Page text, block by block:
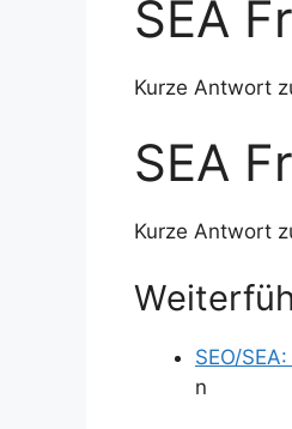
SEA
Kurze Antwort
SEA
Kurze Antwort
SEO/
n